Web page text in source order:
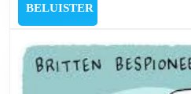
BELUISTER